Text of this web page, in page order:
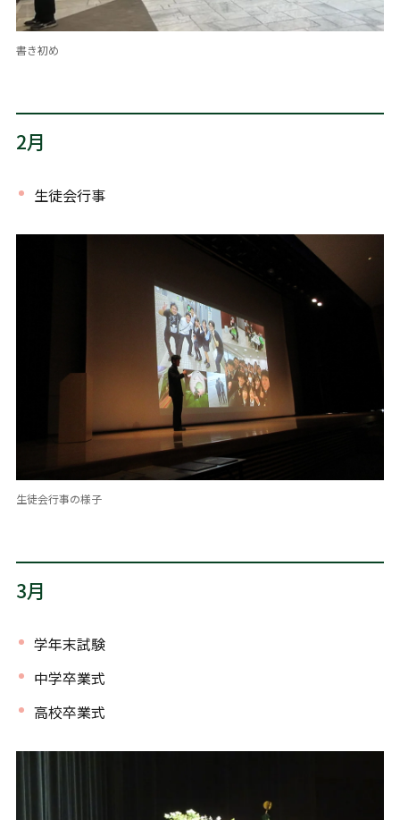
書き初め
2月
生徒会行事
生徒会行事の様子
3月
学年末試験
中学卒業式
高校卒業式